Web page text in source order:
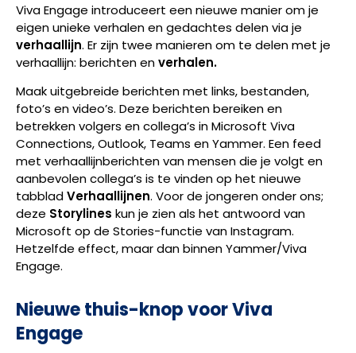
Viva Engage introduceert een nieuwe manier om je
eigen unieke verhalen en gedachtes delen via je
verhaallijn. Er zijn twee manieren om te delen met je
verhaallijn: berichten enverhalen.
Maak uitgebreide berichten met links, bestanden,
foto’s en video’s. Deze berichten bereiken en
betrekken volgers en collega’s in Microsoft Viva
Connections, Outlook, Teams en Yammer. Een feed
met verhaallijnberichten van mensen die je volgt en
aanbevolen collega’s is te vinden op het nieuwe
tabbladVerhaallijnen. Voor de jongeren onder ons;
deze Storylines kun je zien als het antwoord van
Microsoft op de Stories-functie van Instagram.
Hetzelfde effect, maar dan binnen Yammer/Viva
Engage.
Nieuwe thuis-knop voor Viva
Engage